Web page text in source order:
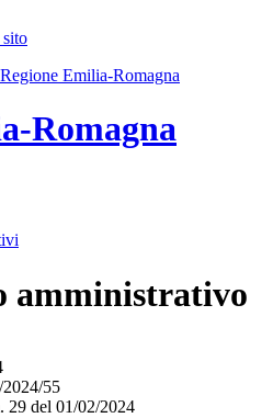
Romagna
amministrativo
55
29 del 01/02/2024